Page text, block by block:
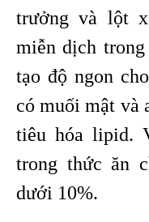
trưởng và lột
miễn dịch
tạo độ ngon
có muối mật và
tiêu hóa lipid.
trong thức ăn
dưới 10%.